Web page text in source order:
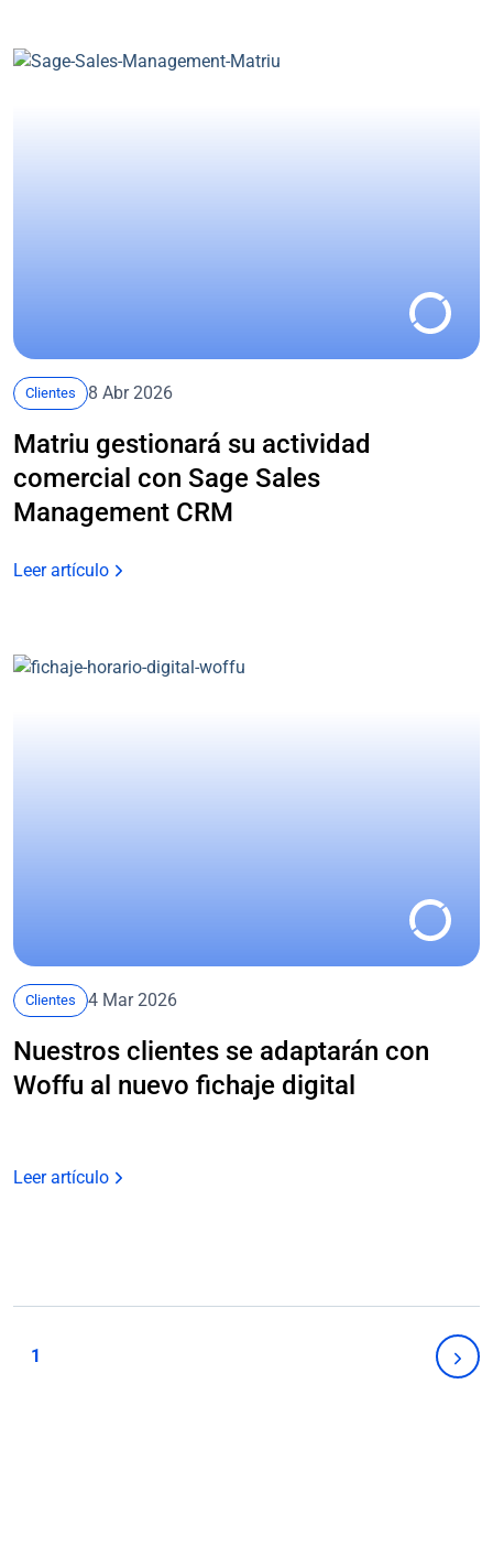
Clientes 8 Abr 2026
Matriu gestionará su actividad
comercial con Sage Sales
Management CRM
Leer artículo
Clientes 4 Mar 2026
Nuestros clientes se adaptarán con
Woffu al nuevo fichaje digital
Leer artículo
de
1